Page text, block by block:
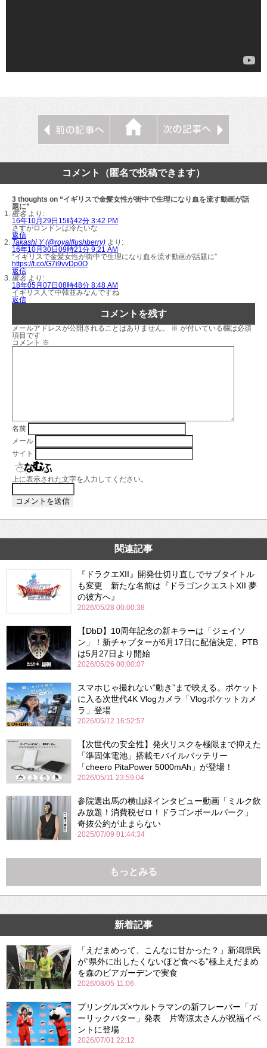
コメント（匿名で投稿できます）
3 thoughts on “イギリスで金髪女性が街中で生理になり血を流す動画が話
題に”
匿名 より:
16年10月29日15時42分 3:42 PM
さすがロンドンは冷たいな
返信
Takashi Y (@royalflushberry) より:
16年10月30日09時21分 9:21 AM
“イギリスで金髪女性が街中で生理になり血を流す動画が話題に”
https://t.co/G7i9vvDp0O
返信
匿名 より:
18年05月07日08時48分 8:48 AM
イギリス人て中韓並みなんですね
返信
コメントを残す
メールアドレスが公開されることはありません。 ※ が付いている欄は必須
項目です
コメント ※
名前
メール
サイト
上に表示された文字を入力してください。
関連記事
『ドラクエXII』開発仕切り直しでサブタイトル
も変更 新たな名前は『ドラゴンクエストXII 夢
の彼方へ』
2026/05/28 00:00:38
【DbD】10周年記念の新キラーは「ジェイソ
ン」！新チャプターが6月17日に配信決定、PTB
は5月27日より開始
2026/05/26 00:00:07
スマホじゃ撮れない“動き”まで映える。ポケット
に入る次世代4K Vlogカメラ「Vlogポケットカメ
ラ」登場
2026/05/12 16:52:57
【次世代の安全性】発火リスクを極限まで抑えた
「準固体電池」搭載モバイルバッテリー
「cheero PitaPower 5000mAh」が登場！
2026/05/11 23:59:04
参院選出馬の横山緑インタビュー動画「ミルク飲
み放題！消費税ゼロ！ドラゴンボールパーク」
奇抜公約が止まらない
2025/07/09 01:44:34
もっとみる
新着記事
「えだまめって、こんなに甘かった？」新潟県民
が“県外に出したくないほど食べる”極上えだまめ
を森のビアガーデンで実食
2026/08/05 11:06
プリングルズ×ウルトラマンの新フレーバー「ガ
ーリックバター」発表 片寄涼太さんが祝福イベ
ントに登場
2026/07/01 22:12